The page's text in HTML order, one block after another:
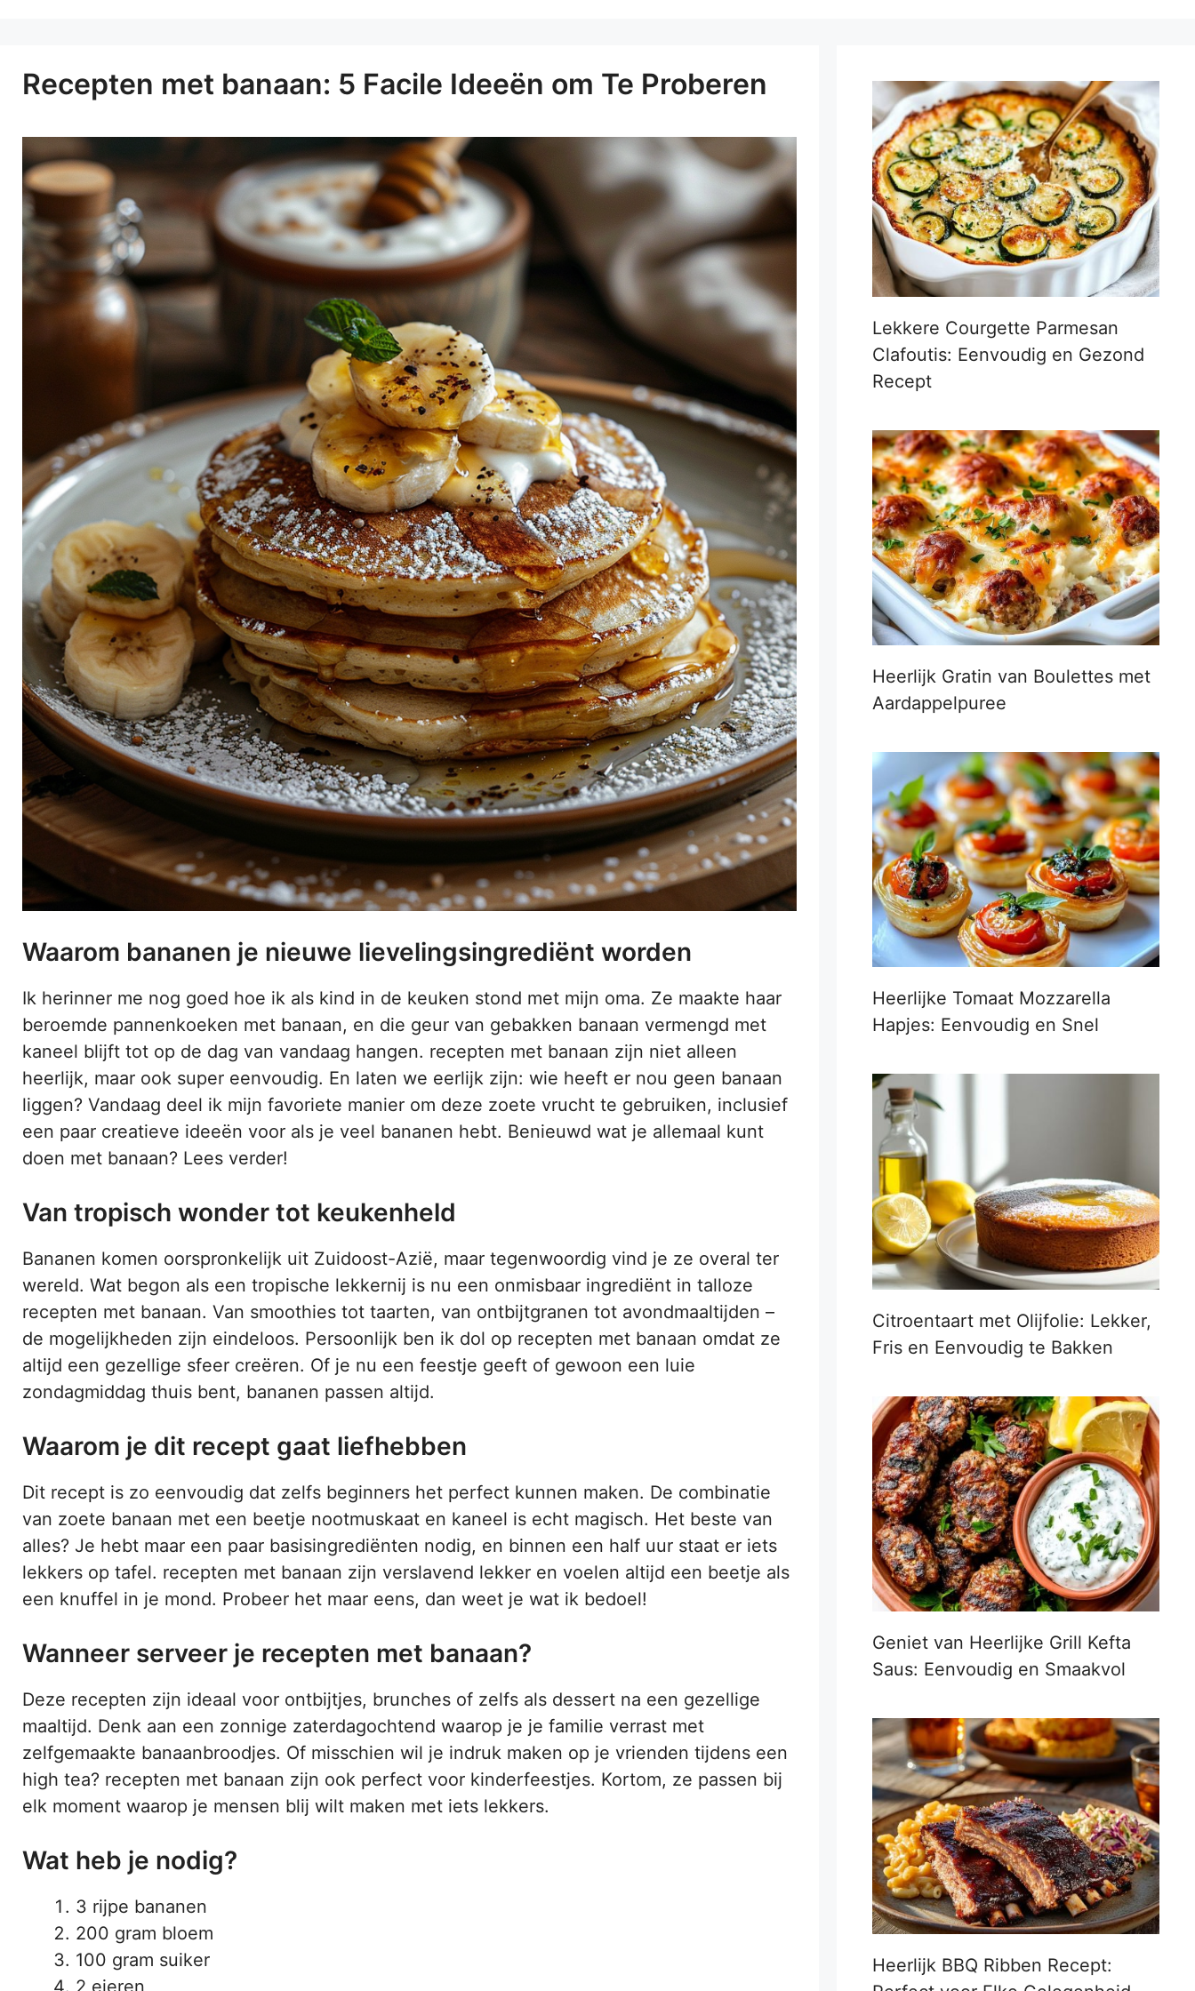
Recepten met banaan: 5 Facile Ideeën om Te Proberen
Waarom bananen je nieuwe lievelingsingrediënt worden
Ik herinner me nog goed hoe ik als kind in de keuken stond met mijn oma. Ze maakte haar
beroemde pannenkoeken met banaan, en die geur van gebakken banaan vermengd met
kaneel blijft tot op de dag van vandaag hangen. recepten met banaan zijn niet alleen
heerlijk, maar ook super eenvoudig. En laten we eerlijk zijn: wie heeft er nou geen banaan
liggen? Vandaag deel ik mijn favoriete manier om deze zoete vrucht te gebruiken, inclusief
een paar creatieve ideeën voor als je veel bananen hebt. Benieuwd wat je allemaal kunt
doen met banaan? Lees verder!
Van tropisch wonder tot keukenheld
Bananen komen oorspronkelijk uit Zuidoost-Azië, maar tegenwoordig vind je ze overal ter
wereld. Wat begon als een tropische lekkernij is nu een onmisbaar ingrediënt in talloze
recepten met banaan. Van smoothies tot taarten, van ontbijtgranen tot avondmaaltijden –
de mogelijkheden zijn eindeloos. Persoonlijk ben ik dol op recepten met banaan omdat ze
altijd een gezellige sfeer creëren. Of je nu een feestje geeft of gewoon een luie
zondagmiddag thuis bent, bananen passen altijd.
Waarom je dit recept gaat liefhebben
Dit recept is zo eenvoudig dat zelfs beginners het perfect kunnen maken. De combinatie
van zoete banaan met een beetje nootmuskaat en kaneel is echt magisch. Het beste van
alles? Je hebt maar een paar basisingrediënten nodig, en binnen een half uur staat er iets
lekkers op tafel. recepten met banaan zijn verslavend lekker en voelen altijd een beetje als
een knuffel in je mond. Probeer het maar eens, dan weet je wat ik bedoel!
Wanneer serveer je recepten met banaan?
Deze recepten zijn ideaal voor ontbijtjes, brunches of zelfs als dessert na een gezellige
maaltijd. Denk aan een zonnige zaterdagochtend waarop je je familie verrast met
zelfgemaakte banaanbroodjes. Of misschien wil je indruk maken op je vrienden tijdens een
high tea? recepten met banaan zijn ook perfect voor kinderfeestjes. Kortom, ze passen bij
elk moment waarop je mensen blij wilt maken met iets lekkers.
Wat heb je nodig?
3 rijpe bananen
200 gram bloem
100 gram suiker
2 eieren
Lekkere Courgette Parmesan
Clafoutis: Eenvoudig en Gezond
Recept
Heerlijk Gratin van Boulettes met
Aardappelpuree
Heerlijke Tomaat Mozzarella
Hapjes: Eenvoudig en Snel
Citroentaart met Olijfolie: Lekker,
Fris en Eenvoudig te Bakken
Geniet van Heerlijke Grill Kefta
Saus: Eenvoudig en Smaakvol
Heerlijk BBQ Ribben Recept: